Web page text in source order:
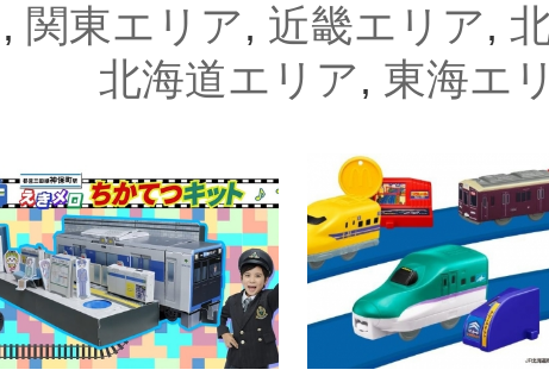
, 関東エリア, 近畿エリア,
北海道エリア, 東海エ